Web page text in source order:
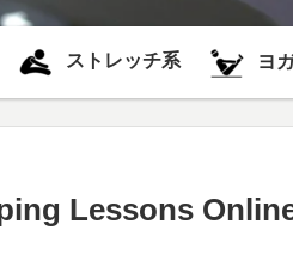
ストレッチ系 ヨ
Lessons